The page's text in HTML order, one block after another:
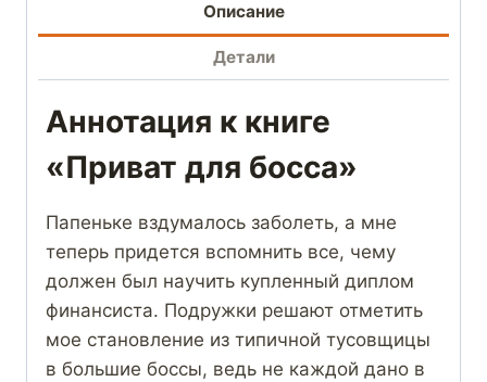
Описание
Детали
Аннотация к книге
«Приват для босса»
Папеньке вздумалось заболеть, а мне
теперь придется вспомнить все, чему
должен был научить купленный диплом
финансиста. Подружки решают отметить
мое становление из типичной тусовщицы
в большие боссы, ведь не каждой дано в